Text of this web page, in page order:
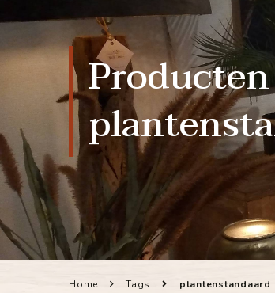
Home Tags plantenstandaard